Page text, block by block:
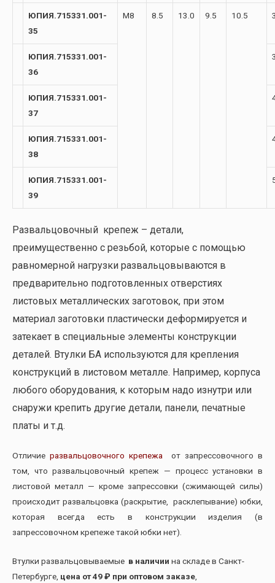
ЮПИЯ.715331.001-
35
М8 8.5 13.0 9.5 10.5
ЮПИЯ.715331.001-
36
ЮПИЯ.715331.001-
37
ЮПИЯ.715331.001-
38
ЮПИЯ.715331.001-
39
Развальцовочный крепеж – детали,
преимущественно с резьбой, которые с помощью
равномерной нагрузки развальцовываются в
предварительно подготовленных отверстиях
листовых металлических заготовок, при этом
материал заготовки пластически деформируется и
затекает в специальные элементы конструкции
деталей. Втулки БА используются для крепления
конструкций в листовом металле. Например, корпуса
любого оборудования, к которым надо изнутри или
снаружи крепить другие детали, панели, печатные
платы и т.д.
Отличие развальцовочного крепежа от запрессовочного в
том, что развальцовочный крепеж — процесс установки в
листовой металл — кроме запрессовки (сжимающей силы)
происходит развальцовка (раскрытие, расклепывание) юбки,
которая всегда есть в конструкции изделия (в
запрессовочном крепеже такой юбки нет).
Втулки развальцовываемые в наличии на складе в Санкт-
Петербурге, цена от 49 ₽ при оптовом заказе